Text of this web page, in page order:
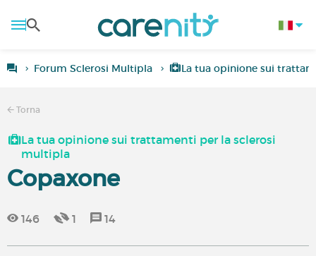
Forum Sclerosi Multipla La tua opinione sui
Torna
La tua opinione sui trattamenti per la sclerosi
multipla
Copaxone
146 1 14